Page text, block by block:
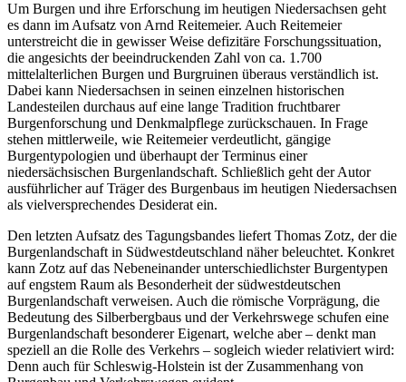
Um Burgen und ihre Erforschung im heutigen Niedersachsen geht
es dann im Aufsatz von Arnd Reitemeier. Auch Reitemeier
unterstreicht die in gewisser Weise defizitäre Forschungssituation,
die angesichts der beeindruckenden Zahl von ca. 1.700
mittelalterlichen Burgen und Burgruinen überaus verständlich ist.
Dabei kann Niedersachsen in seinen einzelnen historischen
Landesteilen durchaus auf eine lange Tradition fruchtbarer
Burgenforschung und Denkmalpflege zurückschauen. In Frage
stehen mittlerweile, wie Reitemeier verdeutlicht, gängige
Burgentypologien und überhaupt der Terminus einer
niedersächsischen Burgenlandschaft. Schließlich geht der Autor
ausführlicher auf Träger des Burgenbaus im heutigen Niedersachsen
als vielversprechendes Desiderat ein.
Den letzten Aufsatz des Tagungsbandes liefert Thomas Zotz, der die
Burgenlandschaft in Südwestdeutschland näher beleuchtet. Konkret
kann Zotz auf das Nebeneinander unterschiedlichster Burgentypen
auf engstem Raum als Besonderheit der südwestdeutschen
Burgenlandschaft verweisen. Auch die römische Vorprägung, die
Bedeutung des Silberbergbaus und der Verkehrswege schufen eine
Burgenlandschaft besonderer Eigenart, welche aber – denkt man
speziell an die Rolle des Verkehrs – sogleich wieder relativiert wird:
Denn auch für Schleswig-Holstein ist der Zusammenhang von